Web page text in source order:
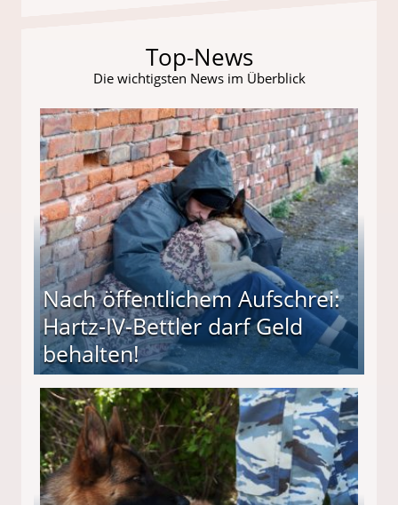
Top-News
Die wichtigsten News im Überblick
Nach öffentlichem Aufschrei:
Hartz-IV-Bettler darf Geld
behalten!
darf Geld behalten!